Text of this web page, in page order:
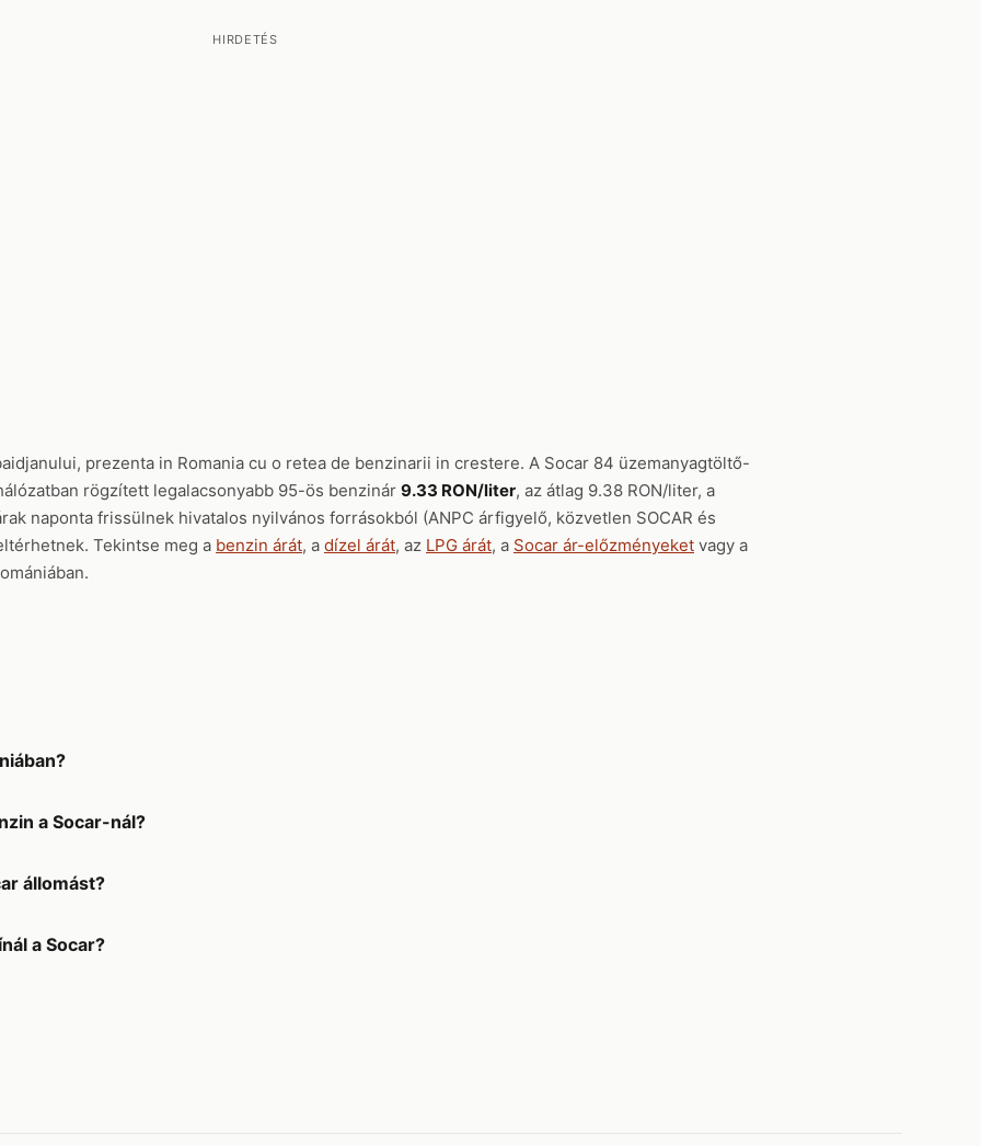
HIRDETÉS
prezenta in Romania cu o retea de benzinarii in crestere. A Socar 84 üzemanyagtöltő-
rögzített legalacsonyabb 95-ös benzinár 9.33 RON/liter, az átlag 9.38 RON/liter, a
naponta frissülnek hivatalos nyilvános forrásokból (ANPC árfigyelő, közvetlen SOCAR és
Tekintse meg a benzin árát, a dízel árát, az LPG árát, a Socar ár-előzményeket vagy a
a Socar-nál?
állomást?
a Socar?